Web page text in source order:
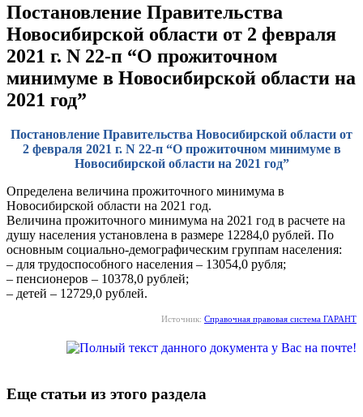
Постановление Правительства
Новосибирской области от 2 февраля
2021 г. N 22-п “О прожиточном
минимуме в Новосибирской области на
2021 год”
Постановление Правительства Новосибирской области от
2 февраля 2021 г. N 22-п “О прожиточном минимуме в
Новосибирской области на 2021 год”
Определена величина прожиточного минимума в
Новосибирской области на 2021 год.
Величина прожиточного минимума на 2021 год в расчете на
душу населения установлена в размере 12284,0 рублей. По
основным социально-демографическим группам населения:
– для трудоспособного населения – 13054,0 рубля;
– пенсионеров – 10378,0 рублей;
– детей – 12729,0 рублей.
Источник: Справочная правовая система ГАРАНТ
Еще статьи из этого раздела